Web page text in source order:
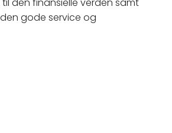
gode service og